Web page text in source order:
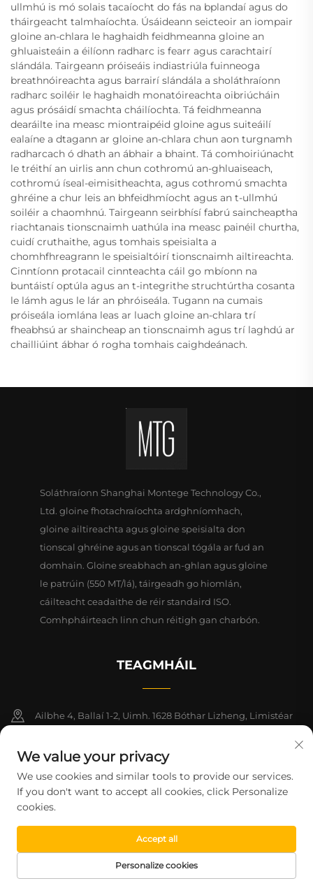
ullmhú is mó solais tacaíocht do fás na bplandaí agus do
tháirgeacht talmhaíochta. Úsáideann seicteoir an iompair
gloine an-chlara le haghaidh feidhmeanna gloine an
ghluaisteáin a éilíonn radharc is fearr agus carachtairí
slándála. Tairgeann próiseáis indiastriúla fuinneoga
breathnóireachta agus barrairí slándála a sholáthraíonn
radharc soiléir le haghaidh monatóireachta oibriúcháin
agus prósáidí smachta cháilíochta. Tá feidhmeanna
dearáilte ina measc miontraipéid gloine agus suiteáilí
ealaíne a dtagann ar gloine an-chlara chun aon turgnamh
radharcach ó dhath an ábhair a bhaint. Tá comhoiriúnacht
le tréithí an uirlis ann chun cothromú an-ghluaiseach,
cothromú íseal-eimisitheachta, agus cothromú smachta
ghréine a chur leis an bhfeidhmíocht agus an t-ullmhú
soiléir a chaomhnú. Tairgeann seirbhísí fabrú saincheaptha
riachtanais tionscnaimh uathúla ina measc painéil churtha,
cuidí cruthaithe, agus tomhais speisialta a
chomhfhreagrann le speisialtóirí tionscnaimh ailtireachta.
Cinntíonn protacail cinnteachta cáil go mbíonn na
buntáistí optúla agus an t-integrithe struchtúrtha cosanta
le lámh agus le lár an phróiseála. Tugann na cumais
próiseála iomlána leas ar luach gloine an-chlara trí
fheabhsú ar shaincheap an tionscnaimh agus trí laghdú ar
chailliúint ábhar ó rogha tomhais caighdeánach.
Soláthraíonn Shanghai Montege Technology Co.,
Ltd. gloine fhotachraíochta ardghníomhach,
gloine ailtireachta agus gloine speisialta don
tionscal ghréine agus an tionscal tógála ar fud an
domhain. Gloine sreabhach an-ghlan agus gloine
le patrúin (550 MT/lá), táirgeadh go hiomlán,
cáilteacht ceadaithe de réir standaird ISO.
Comhpháirteach linn chun réitigh gan charbón.
TEAGMHÁIL
Ailbhe 4, Ballaí 1-2, Uimh. 1628 Bóthar Lizheng, Limistéar
+86-15124919712
[email protected]
CúlchópyRIGHT © 2026 Shanghai Montege Technology Co., Ltd.
Gach ceart ar cosaint. Beartas Príobháideachta
We value your privacy
We use cookies and similar tools to provide our services.
If you don't want to accept all cookies, click Personalize
cookies.
Personalize cookies
Accept all